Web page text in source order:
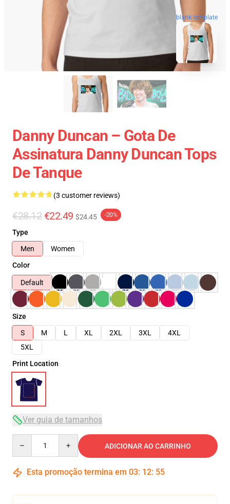
blank template
Danny Duncan – Gota De
Assinatura Danny Duncan Tops
De Tanque
(3 customer reviews)
€28.12 €22.49 $24.45 -20%
Type
Men
Women
Color
Default
Size
S
M L XL 2XL 3XL
4XL
5XL
Print Location
Ver guia de tamanhos
ADICIONAR AO CARRINHO
Esta promoção termina em 03: 12: 54